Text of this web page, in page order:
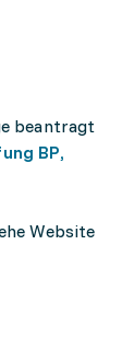
beantragt
BP,
Website